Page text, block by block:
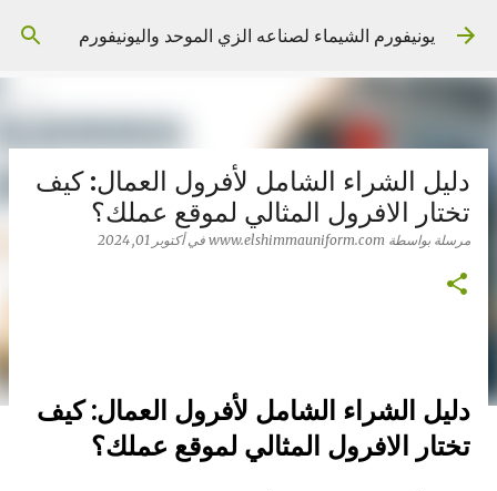
التخطي إلى المحتوى الرئيسي
يونيفورم الشيماء لصناعه الزي الموحد واليونيفورم
دليل الشراء الشامل لأفرول العمال: كيف
تختار الافرول المثالي لموقع عملك؟
مرسلة بواسطة www.elshimmauniform.com فيأكتوبر 01, 2024
دليل الشراء الشامل لأفرول العمال: كيف
تختار الافرول المثالي لموقع عملك؟